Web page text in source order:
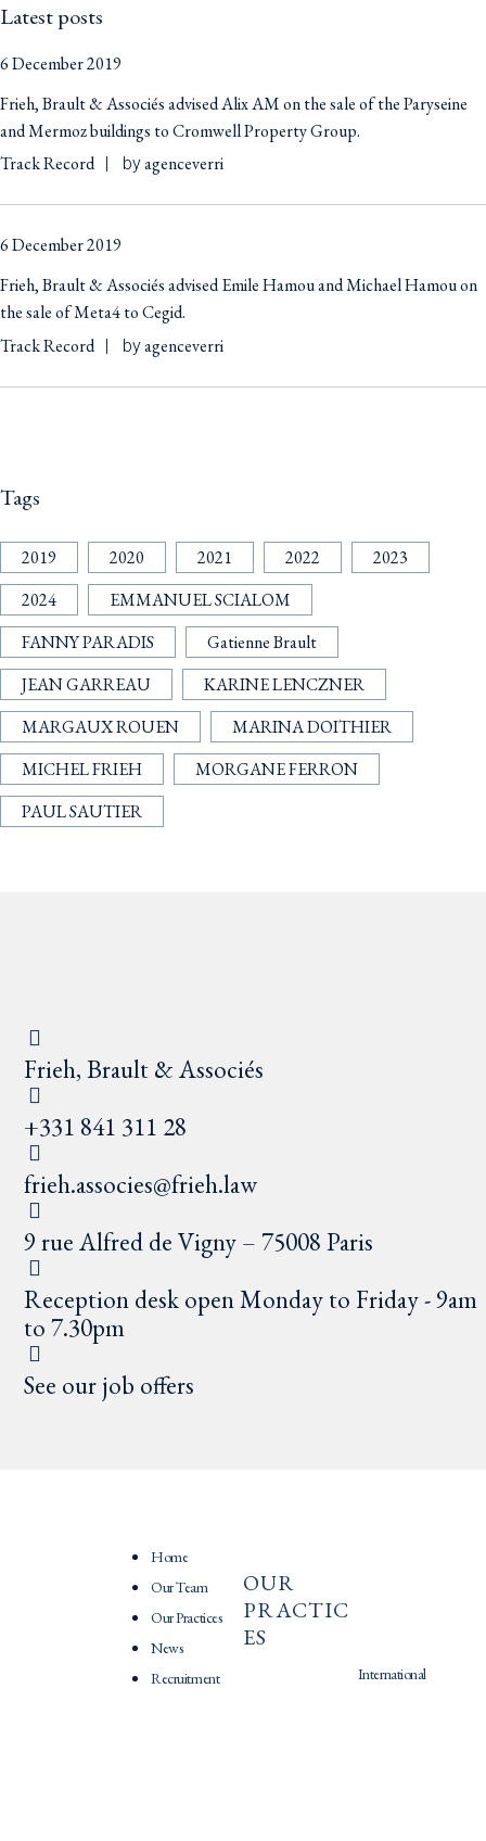
Latest posts
6 December 2019
Frieh, Brault & Associés advised Alix AM on the sale of the Paryseine
and Mermoz buildings to Cromwell Property Group.
Track Record
byagenceverri
6 December 2019
Frieh, Brault & Associés advised Emile Hamou and Michael Hamou on
the sale of Meta4 to Cegid.
Track Record
byagenceverri
Tags
2019 2020 2021 2022
2023
2024
EMMANUEL SCIALOM
FANNY PARADIS
Gatienne Brault
JEAN GARREAU
KARINE LENCZNER
MARGAUX ROUEN
MARINA DOITHIER
MICHEL FRIEH
MORGANE FERRON
PAUL SAUTIER
Frieh, Brault & Associés
+331 841 311 28
frieh.associes@frieh.law
9 rue Alfred de Vigny – 75008 Paris
Reception desk open Monday to Friday - 9am
to 7.30pm
See our job offers
Home
Our Team
Our Practices
News
Recruitment
OUR
PRACTIC
ES
International